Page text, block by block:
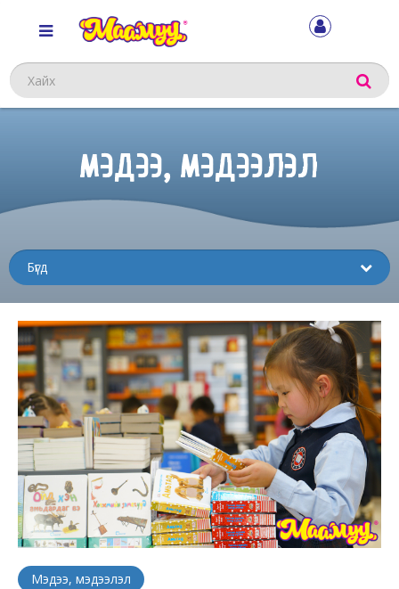
Хайх
МЭДЭЭ, МЭДЭЭЛЭЛ
Мэдээ, мэдээлэл